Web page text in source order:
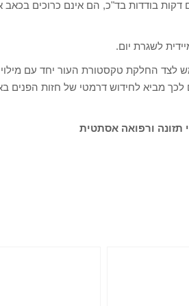
דקות בודדות בד"כ, הם אינם כרוכים בכאב
לשגרת יום.
לצד החלקת טקסטורת העור יחד עם מילוי
מביא לחידוש דרמטי של חזות הפנים
תזונה ורפואה אסתטית